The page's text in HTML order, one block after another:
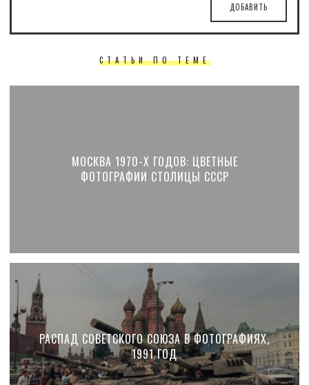
ДОБАВИТЬ
СТАТЬИ ПО ТЕМЕ
МОСКВА 1970-Х ГОДОВ: ЦВЕТНЫЕ
ФОТОГРАФИИ СТОЛИЦЫ СССР
РАСПАД СОВЕТСКОГО СОЮЗА В ФОТОГРАФИЯХ,
1991 ГОД